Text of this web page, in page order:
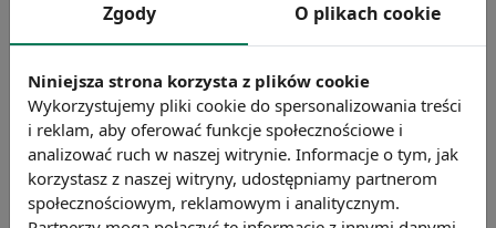
Chcesz wiedzieć więcej?
Zgody O plikach cookie
Niniejsza strona korzysta z plików cookie
Wykorzystujemy pliki cookie do spersonalizowania treści
i reklam, aby oferować funkcje społecznościowe i
analizować ruch w naszej witrynie. Informacje o tym, jak
korzystasz z naszej witryny, udostępniamy partnerom
społecznościowym, reklamowym i analitycznym.